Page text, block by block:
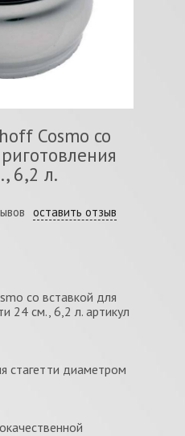
Cosmo со
6,2 л.
оставить отзыв
со вставкой для
24 см., 6,2 л. артикул
стагетти диаметром